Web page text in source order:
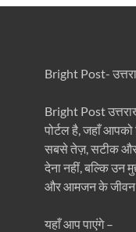
Bright Post-
Bright Post
पोर्टल है, जहाँ
सबसे तेज़, सटीक और
देना नहीं, बल्कि उन
और आमजन के
यहाँ आप पाएंगे –